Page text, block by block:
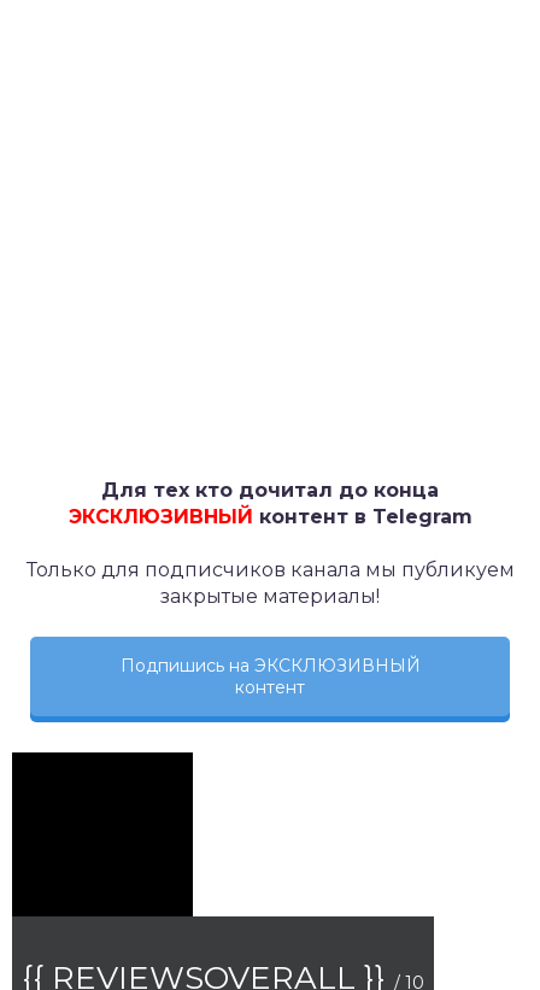
Для тех кто дочитал до конца
ЭКСКЛЮЗИВНЫЙ контент в Telegram
Только для подписчиков канала мы публикуем
закрытые материалы!
Подпишись на ЭКСКЛЮЗИВНЫЙ
контент
{{ REVIEWSOVERALL }} / 10